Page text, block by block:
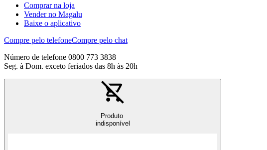
Comprar na loja
Vender no Magalu
Baixe o aplicativo
Compre pelo telefoneCompre pelo chat
Número de telefone 0800 773 3838
Seg. à Dom. exceto feriados das 8h às 20h
Produto
indisponível